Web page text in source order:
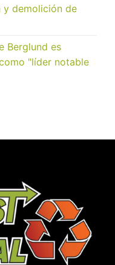
y demolición de
Berglund es
"líder notable